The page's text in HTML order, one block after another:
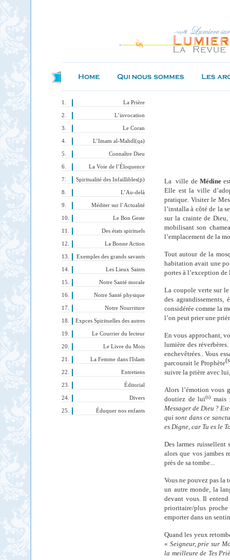
La Prière
L’invocation
Le Coran
L’Imam al-Mahdî(qa)
Connaître Dieu
La Voie de l’Éloquence
Spiritualité des Infaillibles(p)
L’Au-delà
Méditer sur l’Actualité
Le Bon Geste
Des états spirituels
La Bonne Action
Exemples des grands savants
Les Lieux Saints
Notre Santé morale
Notre Santé physique
Notre Nourriture
Expces Spirituelles des autres
Le Courrier du lecteur
Le Livre du Mois
La Femme dans l'Islam
Entretiens
Éditorial
Divers
Éduquer nos enfants
La ville deMédine
Elle est la ville
pratique. Visiter le
l’installa à côté de la
sur la crainte de Dieu,
mobilisant son
l’emplacement de la
Tout autour de la
habitation avait une
portes à l’exception
La coupole verte sur
des
considérée comme la
l’on peut prier une
En vous approchant,
lumière des
enchevêtrées.. Vous
parcourait le Prophète
suivre la prière avec
Alors l’émotion vous
doutiez de lui(s)
Messager de Dieu ?
qui sont dans ce
es Digne, car Tu es le
Des larmes
alors que vos jambes
près de sa tombe...
Vous ne pouvez pas la
un autre monde, la
devant vous. Il
prioritaire/plus
emporter dans un
Quand les yeux
« Seigneur, prie sur
la meilleure de Tes